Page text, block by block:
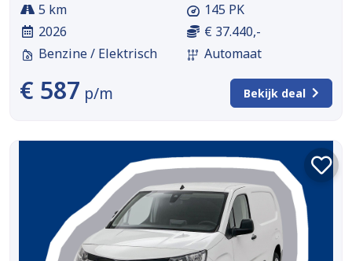
5 km
2026
Benzine / Elektrisch
145 PK
€ 37.440,-
Automaat
€ 587 p/m Bekijk deal